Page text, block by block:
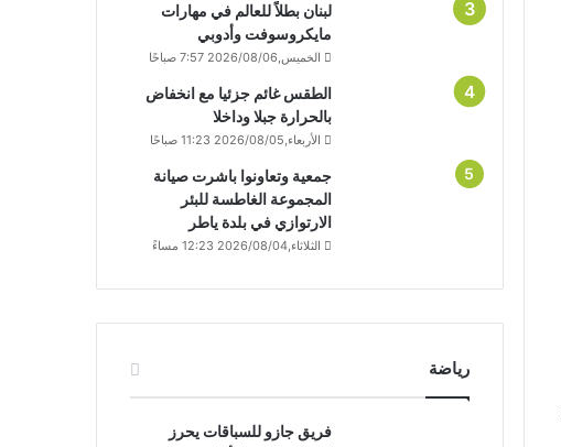
لبنان بطلاً للعالم في مهارات
مايكروسوفت وأدوبي
الخميس,2026/08/06 7:57 صباحًا
الطقس غائم جزئيا مع انخفاض
بالحرارة جبلا وداخلا
الأربعاء,2026/08/05 11:23 صباحًا
جمعية وتعاونوا باشرت صيانة
المجموعة الغاطسة للبئر
الارتوازي في بلدة ياطر
الثلاثاء,2026/08/04 12:23 مساءً
رياضة
فريق جازو للسباقات يحرز